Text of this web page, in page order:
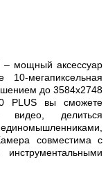
мощный аксессуар
мегапиксельная
до 3584x2748
PLUS вы сможете
видео, делиться
совместима с
инструментальными